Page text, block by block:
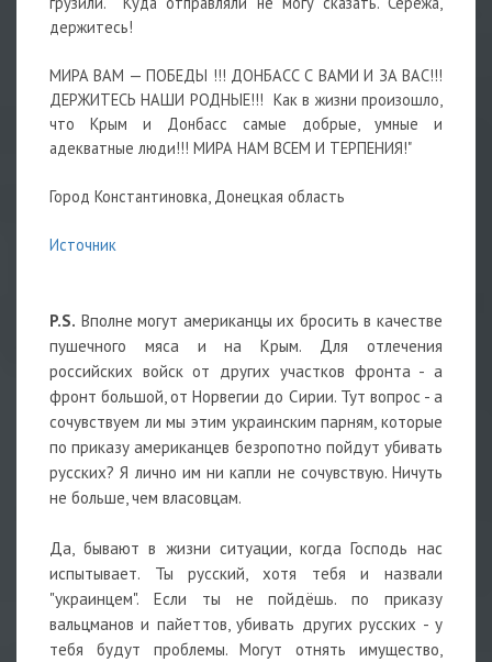
держитесь!
МИРА ВАМ — ПОБЕДЫ !!! ДОНБАСС С ВАМИ И ЗА ВАС!!!
ДЕРЖИТЕСЬ НАШИ РОДНЫЕ!!! Как в жизни произошло,
что Крым и Донбасс самые добрые, умные и
адекватные люди!!! МИРА НАМ ВСЕМ И ТЕРПЕНИЯ!"
Город Константиновка, Донецкая область
Источник
P.S. Вполне могут американцы их бросить в качестве
пушечного мяса и на Крым. Для отлечения
российских войск от других участков фронта - а
фронт большой, от Норвегии до Сирии. Тут вопрос - а
сочувствуем ли мы этим украинским парням, которые
по приказу американцев безропотно пойдут убивать
русских? Я лично им ни капли не сочувствую. Ничуть
не больше, чем власовцам.
Да, бывают в жизни ситуации, когда Господь нас
испытывает. Ты русский, хотя тебя и назвали
"украинцем". Если ты не пойдёшь. по приказу
вальцманов и пайеттов, убивать других русских - у
тебя будут проблемы. Могут отнять имущество,